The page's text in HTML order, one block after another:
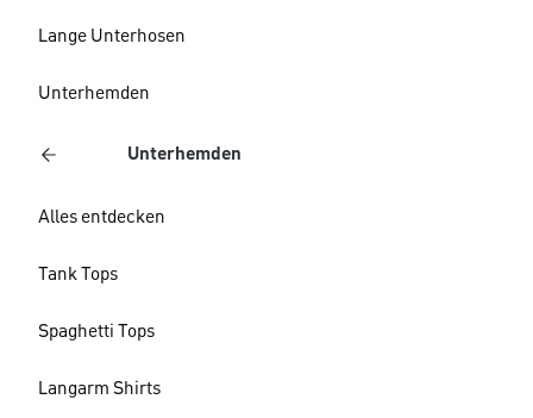
Lange Unterhosen
Unterhemden
Unterhemden
Alles entdecken
Tank Tops
Spaghetti Tops
Langarm Shirts